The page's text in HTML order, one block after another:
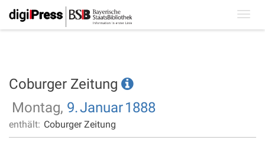
Coburger Zeitung
Montag, 9.Januar1888
enthält: Coburger Zeitung